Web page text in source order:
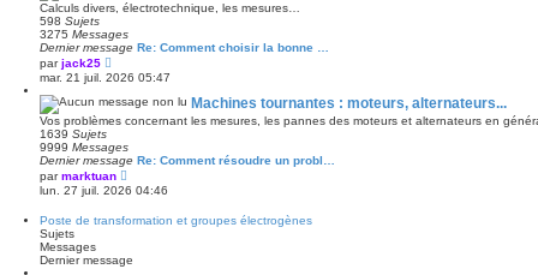
e
e
e
r
i
r
m
s
s
a
g
e
Calculs divers, électrotechnique, les mesures…
598 Sujets
3275 Messages
Dernier message Re: Comment choisir la bonne …
parjack25
o
i
r
e
e
r
n
i
r
s
mar. 21 juil. 2026 05:47
Machines tournantes : moteurs, alternateurs...
Vos problèmes concernant les mesures, les pannes des moteurs et alternateurs en
1639 Sujets
9999 Messages
Dernier message Re: Comment résoudre un probl…
parmarktuan
o
i
l
e
lun. 27 juil. 2026 04:46
Poste de transformation et groupes électrogènes
Sujets
Messages
Dernier message